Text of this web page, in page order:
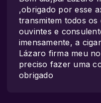
,obrigado por esse
transmitem todos os
ouvintes e
imensamente, a
Lázaro firma meu
preciso fazer uma
obrigado